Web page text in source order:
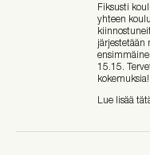
Fiksusti
yhteen
järjestetään
15.15.
kokemuksia!
Lue lisää